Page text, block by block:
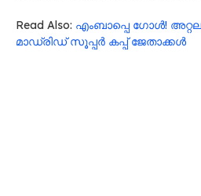
Read Also: എംബാപ്പെ ഗോൾ!
മാഡ്രിഡ് സൂപ്പർ കപ്പ് ജേതാക്കൾ